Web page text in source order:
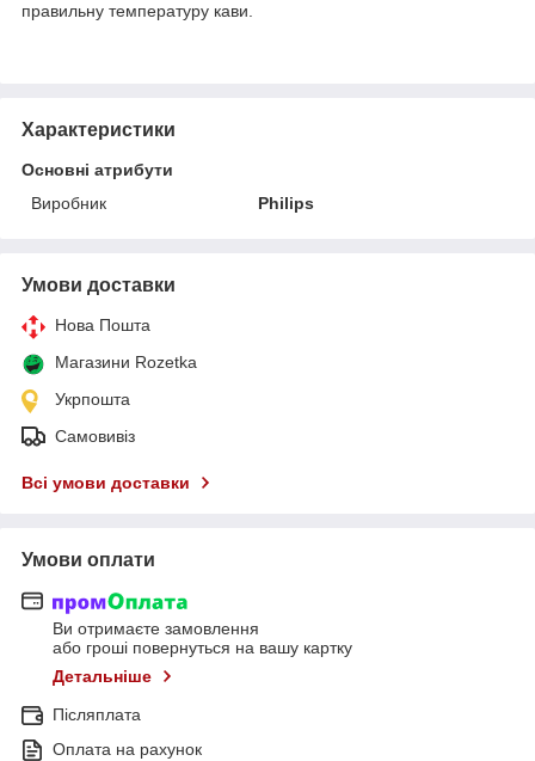
правильну температуру кави.
Характеристики
Основні атрибути
Виробник
Philips
Умови доставки
Нова Пошта
Магазини Rozetka
Укрпошта
Самовивіз
Всі умови доставки
Умови оплати
Ви отримаєте замовлення
або гроші повернуться на вашу картку
Детальніше
Післяплата
Оплата на рахунок